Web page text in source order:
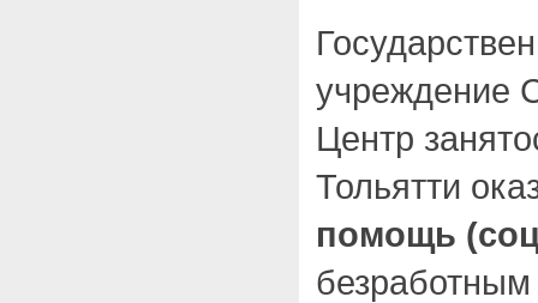
учреждение
Центр
Тольятти
помощь